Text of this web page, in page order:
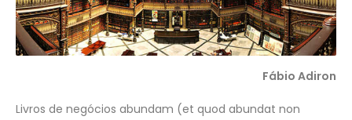
Fábio Adiron
Livros de negócios abundam (et quod abundat non